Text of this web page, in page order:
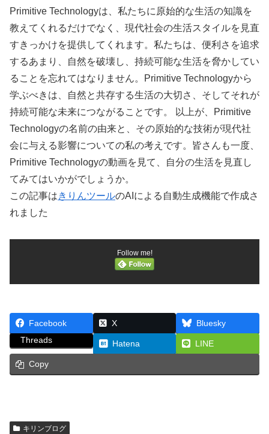
Primitive Technologyは、私たちに原始的な生活の知識を
教えてくれるだけでなく、現代社会の生活スタイルを見直
すきっかけを提供してくれます。私たちは、便利さを追求
するあまり、自然を破壊し、持続可能な生活を脅かしてい
ることを忘れてはなりません。Primitive Technologyから
学ぶべきは、自然と共存する生活の大切さ、そしてそれが
持続可能な未来につながることです。 以上が、Primitive
Technologyの名前の由来と、その原始的な技術が現代社
会に与える影響についての私の考えです。皆さんも一度、
Primitive Technologyの動画を見て、自分の生活を見直し
てみてはいかがでしょうか。
この記事はきりんツールのAIによる自動生成機能で作成さ
れました
Follow me!
Facebook X
Bluesky
Threads
Hatena LINE
Copy
キリンブログ